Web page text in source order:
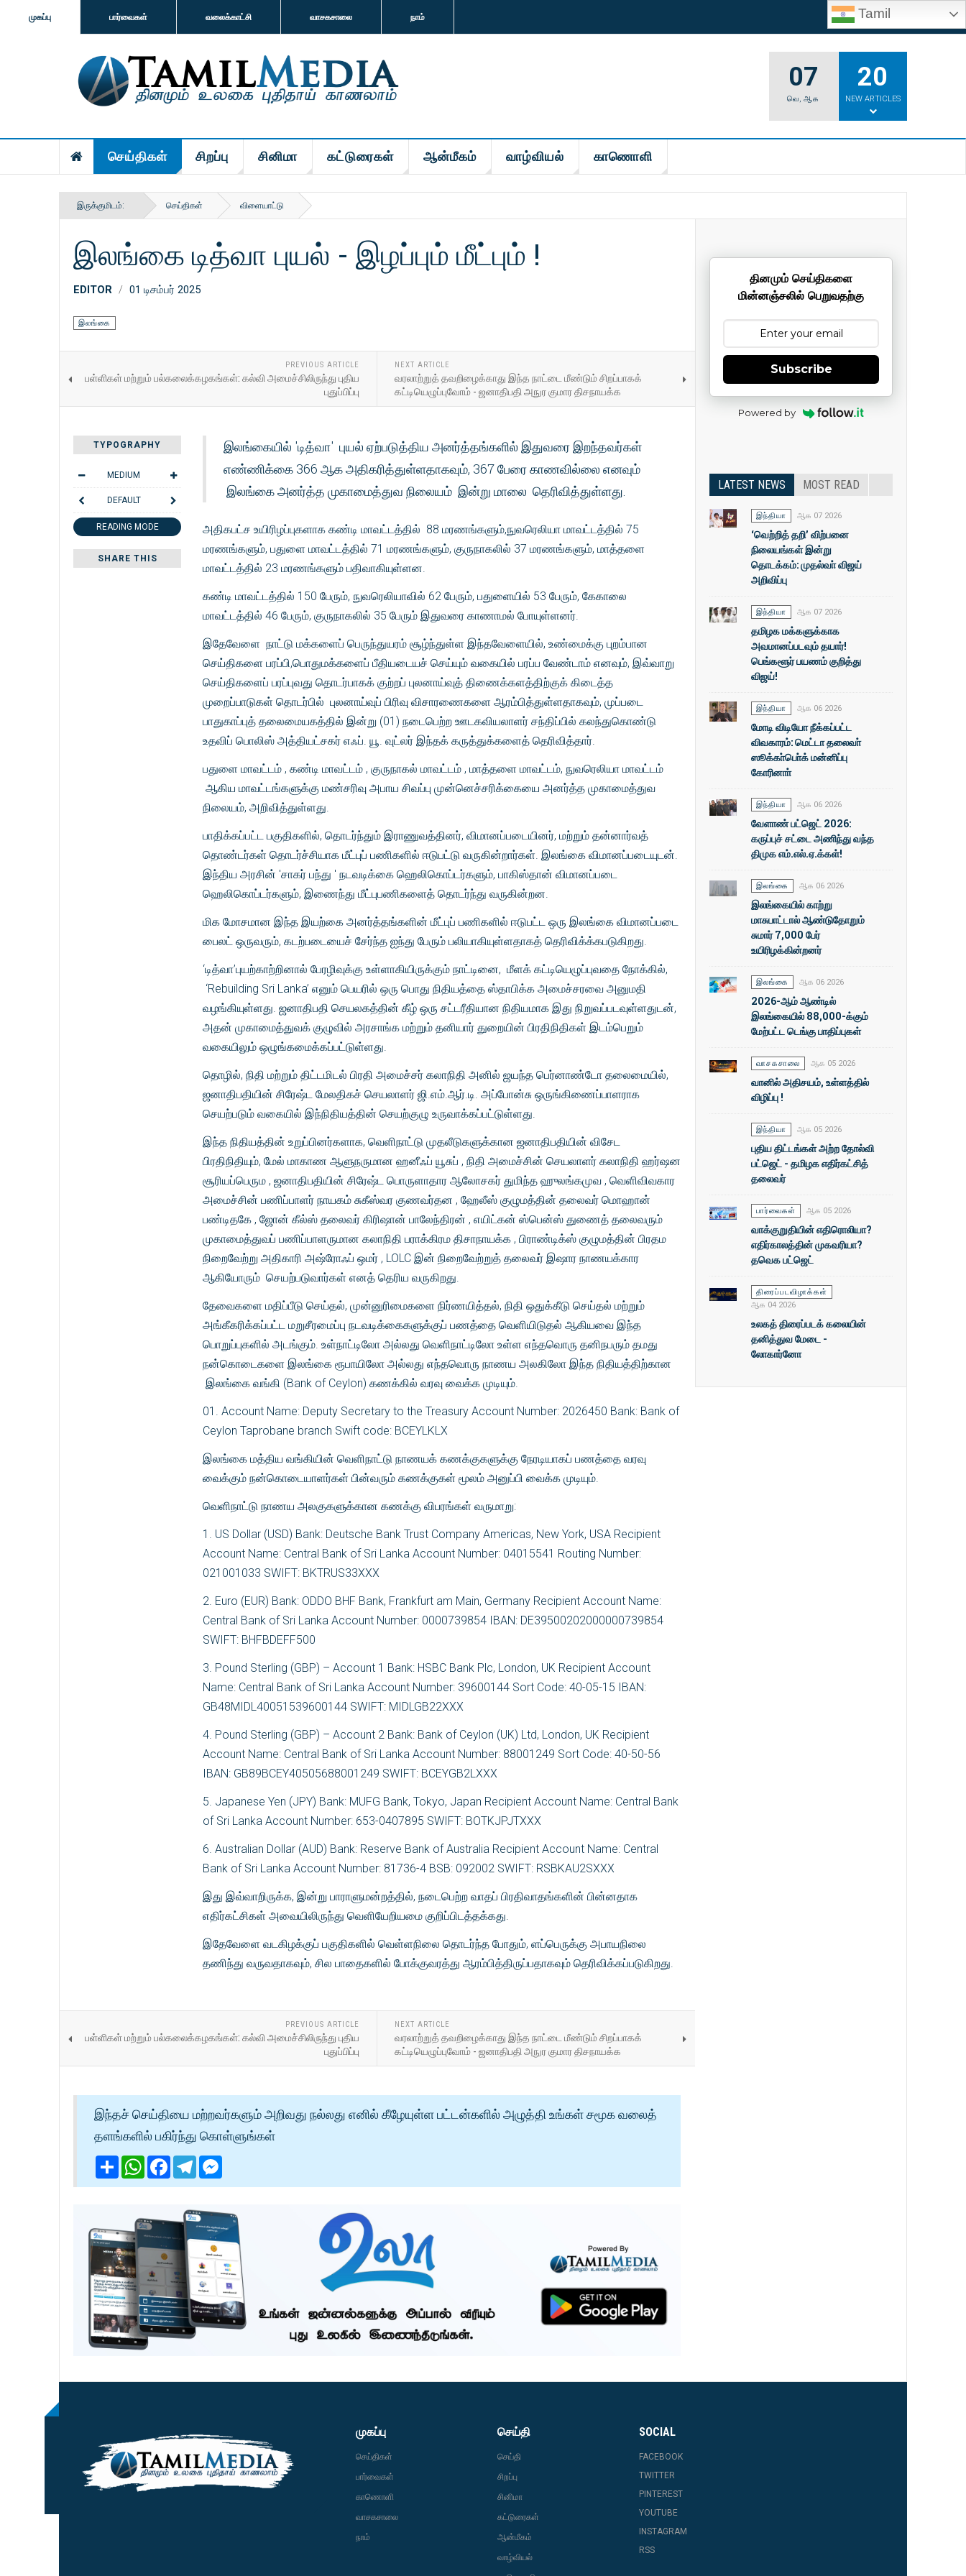
முகப்பு பார்வைகள் வலைக்காட்சி வாசகசாலை நாம் Tamil
07
வெ,ஆக
20
NEW ARTICLES
செய்திகள் சிறப்பு சினிமா கட்டுரைகள் ஆன்மீகம் வாழ்வியல் காணொளி
இருக்குமிடம்: செய்திகள் விளையாட்டு
இலங்கை டித்வா புயல் - இழப்பும் மீட்பும் !
EDITOR 01 டிசம்பர் 2025
இலங்கை
PREVIOUS ARTICLE
பள்ளிகள் மற்றும் பல்கலைக்கழகங்கள்: கல்வி அமைச்சிலிருந்து புதிய
புதுப்பிப்பு
NEXT ARTICLE
வரலாற்றுத் தவறிழைக்காது இந்த நாட்டை மீண்டும் சிறப்பாகக்
கட்டியெழுப்புவோம் - ஜனாதிபதி அநுர குமார திசநாயக்க
TYPOGRAPHY
MEDIUM
DEFAULT
READING MODE
SHARE THIS
இலங்கையில் 'டித்வா' புயல் ஏற்படுத்திய அனர்த்தங்களில் இதுவரை இறந்தவர்கள்
எண்ணிக்கை 366 ஆக அதிகரித்துள்ளதாகவும், 367 பேரை காணவில்லை எனவும்
இலங்கை அனர்த்த முகாமைத்துவ நிலையம் இன்று மாலை​ தெரிவித்துள்ளது.
அதிகபட்ச உயிரிழப்புகளாக கண்டி மாவட்டத்தில் 88 மரணங்களும்,நுவரெலியா மாவட்டத்தில் 75
மரணங்களும், பதுளை மாவட்டத்தில் 71 மரணங்களும், குருநாகலில் 37 மரணங்களும், மாத்தளை
மாவட்டத்தில் 23 மரணங்களும் பதிவாகியுள்ளன.
கண்டி மாவட்டத்தில் 150 பேரும், நுவரெலியாவில் 62 பேரும், பதுளையில் 53 பேரும், கேகாலை
மாவட்டத்தில் 46 பேரும், குருநாகலில் 35 பேரும் இதுவரை காணாமல் போயுள்ளனர்.
இதேவேளை நாட்டு மக்களைப் பெருந்துயரம் சூழ்ந்துள்ள இந்தவேளையில், உண்மைக்கு புறம்பான
செய்திகளை பரப்பி,பொதுமக்களைப் பீதியடையச் செய்யும் வகையில் பரப்ப வேண்டாம் எனவும், இவ்வாறு
செய்திகளைப் பரப்புவது தொடர்பாகக் குற்றப் புலனாய்வுத் திணைக்களத்திற்குக் கிடைத்த
முறைப்பாடுகள் தொடர்பில் புலனாய்வுப் பிரிவு விசாரணைகளை ஆரம்பித்துள்ளதாகவும், முப்படை
பாதுகாப்புத் தலைமையகத்தில் இன்று (01) நடைபெற்ற ஊடகவியலாளர் சந்திப்பில் கலந்துகொண்டு
உதவிப் பொலிஸ் அத்தியட்சகர் எஃப். யூ. வுட்லர் இந்தக் கருத்துக்களைத் தெரிவித்தார்.
பதுளை மாவட்டம் , கண்டி மாவட்டம் , குருநாகல் மாவட்டம் , மாத்தளை மாவட்டம், நுவரெலியா மாவட்டம்
ஆகிய மாவட்டங்களுக்கு மண்சரிவு அபாய சிவப்பு முன்னெச்சரிக்கையை அனர்த்த முகாமைத்துவ
நிலையம், அறிவித்துள்ளது.
பாதிக்கப்பட்ட பகுதிகளில், தொடர்ந்தும் இராணுவத்தினர், விமானப்படையினர், மற்றும் தன்னார்வத்
தொண்டர்கள் தொடர்ச்சியாக மீட்புப் பணிகளில் ஈடுபட்டு வருகின்றார்கள். இலங்கை விமானப்படையுடன்.
இந்திய அரசின் 'சாகர் பந்து ' நடவடிக்கை ஹெலிகொப்டர்களும், பாகிஸ்தான் விமானப்படை
ஹெலிகொப்டர்களும், இணைந்து மீட்புபணிகளைத் தொடர்ந்து வருகின்றன.
மிக மோசமான இந்த இயற்கை அனர்த்தங்களின் மீட்புப் பணிகளில் ஈடுபட்ட ஒரு இலங்கை விமானப்படை
பைலட் ஒருவரும், கடற்படையைச் சேர்ந்த ஐந்து பேரும் பலியாகியுள்ளதாகத் தெரிவிக்க்கபடுகிறது.
‘டித்வா’புயற்காற்றினால் பேரழிவுக்கு உள்ளாகியிருக்கும் நாட்டினை, மீளக் கட்டியெழுப்புவதை நோக்கில்,
‘Rebuilding Sri Lanka’ எனும் பெயரில் ஒரு பொது நிதியத்தை ஸ்தாபிக்க அமைச்சரவை அனுமதி
வழங்கியுள்ளது. ஜனாதிபதி செயலகத்தின் கீழ் ஒரு சட்டரீதியான நிதியமாக இது நிறுவப்படவுள்ளதுடன்,
அதன் முகாமைத்துவக் குழுவில் அரசாங்க மற்றும் தனியார் துறையின் பிரதிநிதிகள் இடம்பெறும்
வகையிலும் ஒழுங்கமைக்கப்பட்டுள்ளது.
தொழில், நிதி மற்றும் திட்டமிடல் பிரதி அமைச்சர் கலாநிதி அனில் ஜயந்த பெர்னாண்டோ தலைமையில்,
ஜனாதிபதியின் சிரேஷ்ட மேலதிகச் செயலாளர் ஜி.எம்.ஆர்.டி. அப்போன்சு ஒருங்கிணைப்பாளராக
செயற்படும் வகையில் இந்நிதியத்தின் செயற்குழு உருவாக்கப்பட்டுள்ளது.
இந்த நிதியத்தின் உறுப்பினர்களாக, வெளிநாட்டு முதலீடுகளுக்கான ஜனாதிபதியின் விசேட
பிரதிநிதியும், மேல் மாகாண ஆளுநருமான ஹனீஃப் யூசுப் , நிதி அமைச்சின் செயலாளர் கலாநிதி ஹர்ஷன
சூரியப்பெரும , ஜனாதிபதியின் சிரேஷ்ட பொருளாதார ஆலோசகர் துமிந்த ஹுலங்கமுவ , வெளிவிவகார
அமைச்சின் பணிப்பாளர் நாயகம் சுகீஸ்வர குணவர்தன , ஹேலீஸ் குழுமத்தின் தலைவர் மொஹான்
பண்டிதகே , ஜோன் கீல்ஸ் தலைவர் கிரிஷான் பாலேந்திரன் , எயிட்கன் ஸ்பென்ஸ் துணைத் தலைவரும்
முகாமைத்துவப் பணிப்பாளருமான கலாநிதி பராக்கிரம திசாநாயக்க , பிராண்டிக்ஸ் குழுமத்தின் பிரதம
நிறைவேற்று அதிகாரி அஷ்ரோஃப் ஒமர் , LOLC இன் நிறைவேற்றுத் தலைவர் இஷார நாணயக்கார
ஆகியோரும் செயற்படுவார்கள் எனத் தெரிய வருகிறது.
தேவைகளை மதிப்பீடு செய்தல், முன்னுரிமைகளை நிர்ணயித்தல், நிதி ஒதுக்கீடு செய்தல் மற்றும்
அங்கீகரிக்கப்பட்ட மறுசீரமைப்பு நடவடிக்கைகளுக்குப் பணத்தை வெளியிடுதல் ஆகியவை இந்த
பொறுப்புகளில் அடங்கும். உள்நாட்டிலோ அல்லது வெளிநாட்டிலோ உள்ள எந்தவொரு தனிநபரும் தமது
நன்கொடைகளை இலங்கை ரூபாயிலோ அல்லது எந்தவொரு நாணய அலகிலோ இந்த நிதியத்திற்கான
இலங்கை வங்கி (Bank of Ceylon) கணக்கில் வரவு வைக்க முடியும்.
01. Account Name: Deputy Secretary to the Treasury Account Number: 2026450 Bank: Bank of
Ceylon Taprobane branch Swift code: BCEYLKLX
இலங்கை மத்திய வங்கியின் வெளிநாட்டு நாணயக் கணக்குகளுக்கு நேரடியாகப் பணத்தை வரவு
வைக்கும் நன்கொடையாளர்கள் பின்வரும் கணக்குகள் மூலம் அனுப்பி வைக்க முடியும்.
வெளிநாட்டு நாணய அலகுகளுக்கான கணக்கு விபரங்கள் வருமாறு:
1. US Dollar (USD) Bank: Deutsche Bank Trust Company Americas, New York, USA Recipient
Account Name: Central Bank of Sri Lanka Account Number: 04015541 Routing Number:
021001033 SWIFT: BKTRUS33XXX
2. Euro (EUR) Bank: ODDO BHF Bank, Frankfurt am Main, Germany Recipient Account Name:
Central Bank of Sri Lanka Account Number: 0000739854 IBAN: DE39500202000000739854
SWIFT: BHFBDEFF500
3. Pound Sterling (GBP) – Account 1 Bank: HSBC Bank Plc, London, UK Recipient Account
Name: Central Bank of Sri Lanka Account Number: 39600144 Sort Code: 40-05-15 IBAN:
GB48MIDL40051539600144 SWIFT: MIDLGB22XXX
4. Pound Sterling (GBP) – Account 2 Bank: Bank of Ceylon (UK) Ltd, London, UK Recipient
Account Name: Central Bank of Sri Lanka Account Number: 88001249 Sort Code: 40-50-56
IBAN: GB89BCEY40505688001249 SWIFT: BCEYGB2LXXX
5. Japanese Yen (JPY) Bank: MUFG Bank, Tokyo, Japan Recipient Account Name: Central Bank
of Sri Lanka Account Number: 653-0407895 SWIFT: BOTKJPJTXXX
6. Australian Dollar (AUD) Bank: Reserve Bank of Australia Recipient Account Name: Central
Bank of Sri Lanka Account Number: 81736-4 BSB: 092002 SWIFT: RSBKAU2SXXX
இது இவ்வாறிருக்க, இன்று பாராளுமன்றத்தில், நடைபெற்ற வாதப் பிரதிவாதங்களின் பின்னதாக
எதிர்கட்சிகள் அவையிலிருந்து வெளியேறியமை குறிப்பிடத்தக்கது.
இதேவேளை வடகிழக்குப் பகுதிகளில் வெள்ளநிலை தொடர்ந்த போதும், ளப்பெருக்கு அபாயநிலை
தணிந்து வருவதாகவும், சில பாதைகளில் போக்குவரத்து ஆரம்பித்திருப்பதாகவும் தெரிவிக்கப்படுகிறது.
PREVIOUS ARTICLE
பள்ளிகள் மற்றும் பல்கலைக்கழகங்கள்: கல்வி அமைச்சிலிருந்து புதிய
புதுப்பிப்பு
NEXT ARTICLE
வரலாற்றுத் தவறிழைக்காது இந்த நாட்டை மீண்டும் சிறப்பாகக்
கட்டியெழுப்புவோம் - ஜனாதிபதி அநுர குமார திசநாயக்க
இந்தச் செய்தியை மற்றவர்களும் அறிவது நல்லது எனில் கீழேயுள்ள பட்டன்களில் அழுத்தி உங்கள் சமூக வலைத்
தளங்களில் பகிர்ந்து கொள்ளுங்கள்
ShareWhatsApp
Facebook
Telegram
தினமும் செய்திகளை
மின்னஞ்சலில் பெறுவதற்கு
Subscribe
Powered by
LATEST NEWS MOST READ
இந்தியா ஆக 07 2026
‘வெற்றித் தறி’ விற்பனை
நிலையங்கள் இன்று
தொடக்கம்: முதல்வா் விஜய்
அறிவிப்பு
இந்தியா ஆக 07 2026
தமிழக மக்களுக்காக
அவமானப்படவும் தயார்!
பெங்களூர் பயணம் குறித்து
விஜய்!
இந்தியா ஆக 06 2026
மோடி விடியோ நீக்கப்பட்ட
விவகாரம்: மெட்டா தலைவா்
ஸூக்கா்பொ்க் மன்னிப்பு
கோரினாா்
இந்தியா ஆக 06 2026
வேளாண் பட்ஜெட் 2026:
கருப்புச் சட்டை அணிந்து வந்த
திமுக எம்.எல்.ஏ.க்கள்!
இலங்கை ஆக 06 2026
இலங்கையில் காற்று
மாசுபாட்டால் ஆண்டுதோறும்
சுமார் 7,000 பேர்
உயிரிழக்கின்றனர்
இலங்கை ஆக 06 2026
2026-ஆம் ஆண்டில்
இலங்கையில் 88,000-க்கும்
மேற்பட்ட டெங்கு பாதிப்புகள்
வாசகசாலை ஆக 05 2026
வானில் அதிசயம், உள்ளத்தில்
விழிப்பு !
இந்தியா ஆக 05 2026
புதிய திட்டங்கள் அற்ற தோல்வி
பட்ஜெட் - தமிழக எதிர்கட்சித்
தலைவர்
பார்வைகள் ஆக 05 2026
வாக்குறுதியின் எதிரொலியா?
எதிர்காலத்தின் முகவரியா?
தவெக பட்ஜெட்
திரைப்படவிழாக்கள்
ஆக 04 2026
உலகத் திரைப்படக் கலையின்
தனித்துவ மேடை -
லோகார்னோ
முகப்பு
செய்திகள்
பார்வைகள்
காணொளி
வாசகசாலை
நாம்
செய்தி
செய்தி
சிறப்பு
சினிமா
கட்டுரைகள்
ஆன்மீகம்
வாழ்வியல்
SOCIAL
FACEBOOK
TWITTER
PINTEREST
YOUTUBE
INSTAGRAM
RSS